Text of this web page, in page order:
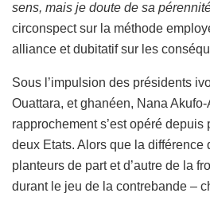
sens, mais je doute de sa
circonspect sur la méthode
alliance et dubitatif sur les
Sous l’impulsion des présidents
Ouattara, et ghanéen, Nana Akufo-
rapprochement s’est opéré depuis
deux Etats. Alors que la différence
planteurs de part et d’autre de la
durant le jeu de la contrebande –